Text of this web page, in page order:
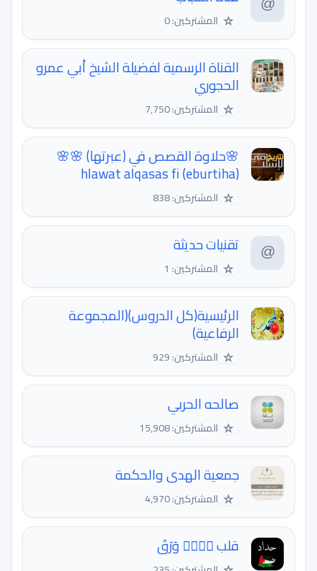
☆ المشتركين: 0
القناة الرسمية لفضيلة الشيخ أبي عمرو
الحجوري
☆ المشتركين: 7,750
🌸حلاوة القصص في (عبرتها) 🌸🌸
hlawat alqasas fi (eburtiha)
☆ المشتركين: 838
تقنيات حديثة
☆ المشتركين: 1
الرئيسية(كل الدروس)(المجموعة
الرفاعية)
☆ المشتركين: 929
صالحه الحربي
☆ المشتركين: 15,908
جمعية الهدى والحكمة
☆ المشتركين: 4,970
قلب مۘنۨ وَرَقَ